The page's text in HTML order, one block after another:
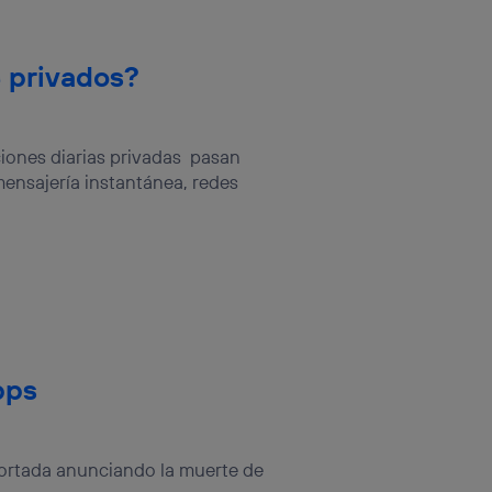
privados?
diarias privadas pasan
instantánea, redes
anunciando la muerte de
se
que
parte